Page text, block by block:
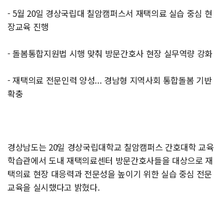
- 5월 20일 경상국립대 칠암캠퍼스서 재택의료 실습 중심 현
장교육 진행
- 돌봄통합지원법 시행 맞춰 방문간호사 현장 실무역량 강화
- 재택의료 전문인력 양성... 경남형 지역사회 통합돌봄 기반
확충
경상남도는 20일 경상국립대학교 칠암캠퍼스 간호대학 교육
학습관에서 도내 재택의료센터 방문간호사들을 대상으로 재
택의료 현장 대응력과 전문성을 높이기 위한 실습 중심 전문
교육을 실시했다고 밝혔다.